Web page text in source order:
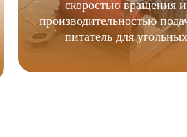
скоростью вращения
производительностью
питатель для